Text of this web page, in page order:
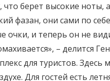
берет высокие ноты,
фазан, они сами по
очки, и теперь он не
– делится
для туристов.
Для гостей есть